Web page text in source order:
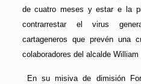
de cuatro meses y estar e la
contrarrestar el virus
cartageneros que prevén una
colaboradores del alcalde William
En su misiva de dimisión